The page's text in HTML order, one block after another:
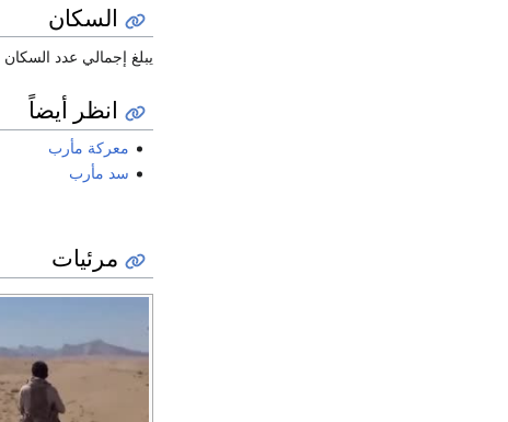
السكان
يبلغ إجمالي عدد السكان المقيمين في المحافظة(238.522) حسب تعداد
انظر أيضاً
معركة مأرب
سد مأرب
مرئيات